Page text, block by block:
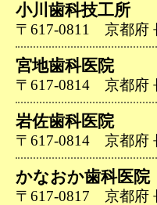
小川歯科技工所
〒617-0811 京都府
宮地歯科医院
〒617-0814 京都府
岩佐歯科医院
〒617-0814 京都府
かなおか歯科医院
〒617-0817 京都府